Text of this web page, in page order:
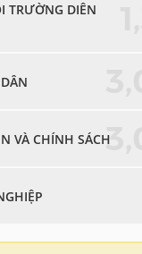
TRƯỜNG DIÊN
VÀ CHÍNH SÁCH